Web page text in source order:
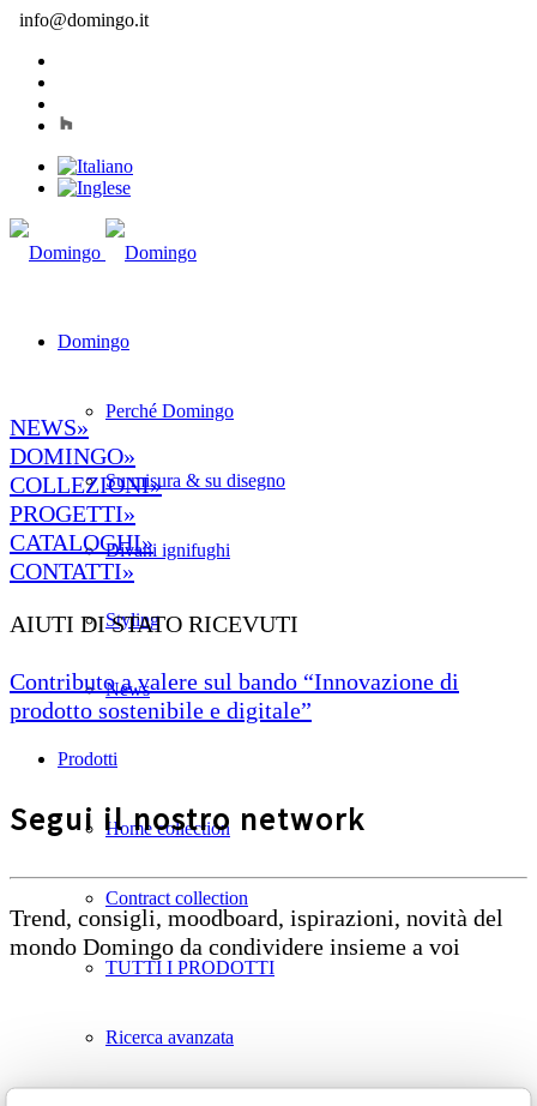
info@domingo.it
Domingo
Perché Domingo
Su misura & su disegno
Divani ignifughi
Styling
News
Prodotti
Home collection
Contract collection
TUTTI I PRODOTTI
Ricerca avanzata
NEWS»
DOMINGO»
COLLEZIONI»
PROGETTI»
CATALOGHI»
CONTATTI»
AIUTI DI STATO RICEVUTI
Contributo a valere sul bando “Innovazione di
prodotto sostenibile e digitale”
Segui il nostro network
Trend, consigli, moodboard, ispirazioni, novità del
mondo Domingo da condividere insieme a voi